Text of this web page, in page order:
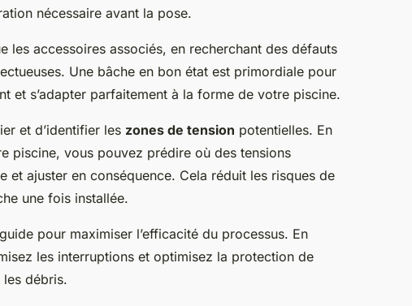
nécessaire avant la pose.
les accessoires associés, en recherchant des défauts
Une bâche en bon état est primordiale pour
et s’adapter parfaitement à la forme de votre piscine.
et d’identifier les zones de tension potentielles. En
piscine, vous pouvez prédire où des tensions
et ajuster en conséquence. Cela réduit les risques de
une fois installée.
pour maximiser l’efficacité du processus. En
les interruptions et optimisez la protection de
débris.